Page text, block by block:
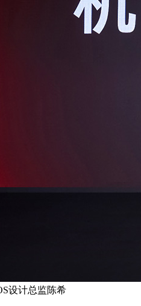
设计总监陈希